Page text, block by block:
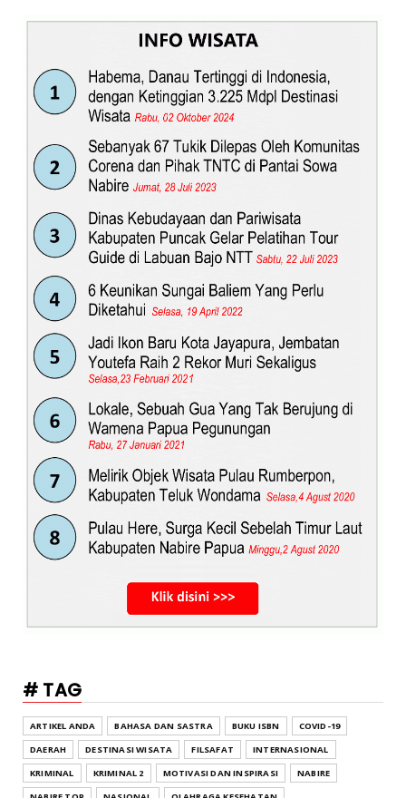
# TAG
ARTIKEL ANDA BAHASA DAN SASTRA BUKU ISBN
COVID-19
DAERAH
DESTINASI WISATA FILSAFAT
INTERNASIONAL
KRIMINAL
KRIMINAL 2 MOTIVASI DAN INSPIRASI
NABIRE